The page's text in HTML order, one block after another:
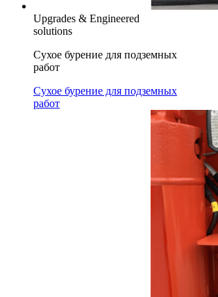
Upgrades & Engineered
solutions
Сухое бурение для подземных
работ
Сухое бурение для подземных
работ